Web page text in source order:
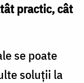
practic, cât
se poate
soluții la